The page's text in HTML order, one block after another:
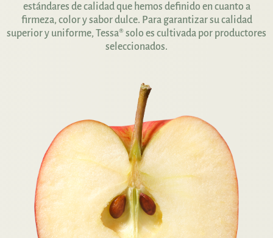
estándares de calidad que hemos definido en cuanto a
firmeza, color y sabor dulce. Para garantizar su calidad
superior y uniforme, Tessa® solo es cultivada por productores
seleccionados.